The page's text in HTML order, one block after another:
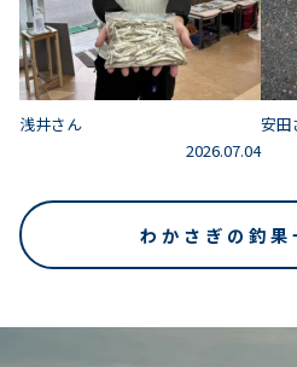
浅井さん
2026.07.04
安田
わかさぎの釣果